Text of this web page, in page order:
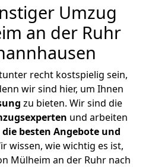
Umzug
an der Ruhr
recht kostspielig sein,
wir sind hier, um Ihnen
zu bieten. Wir sind die
und arbeiten
die besten Angebote und
wissen, wie wichtig es ist,
Mülheim an der Ruhr nach